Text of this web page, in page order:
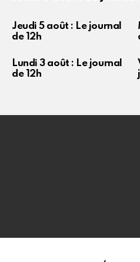
Jeudi 5 août : Le journal
de 12h
Lundi 3 août : Le journal
de 12h